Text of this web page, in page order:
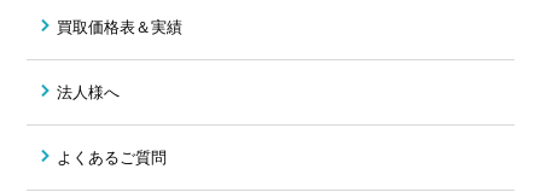
買取価格表＆実績
法人様へ
よくあるご質問